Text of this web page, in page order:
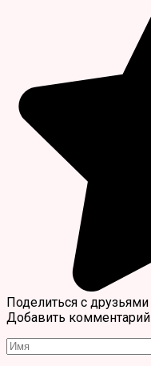
Поделиться с друзьями
Добавить комментарий
Имя